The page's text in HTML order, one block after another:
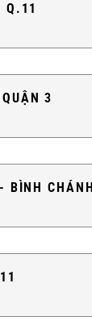
Q.11
3
BÌNH CHÁNH